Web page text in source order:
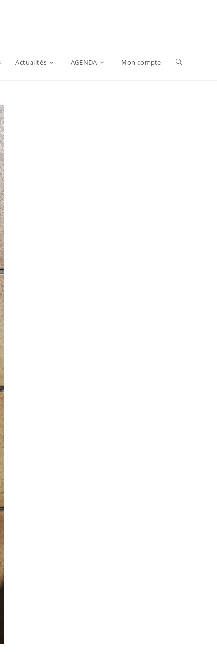
Actualités AGENDA Mon compte